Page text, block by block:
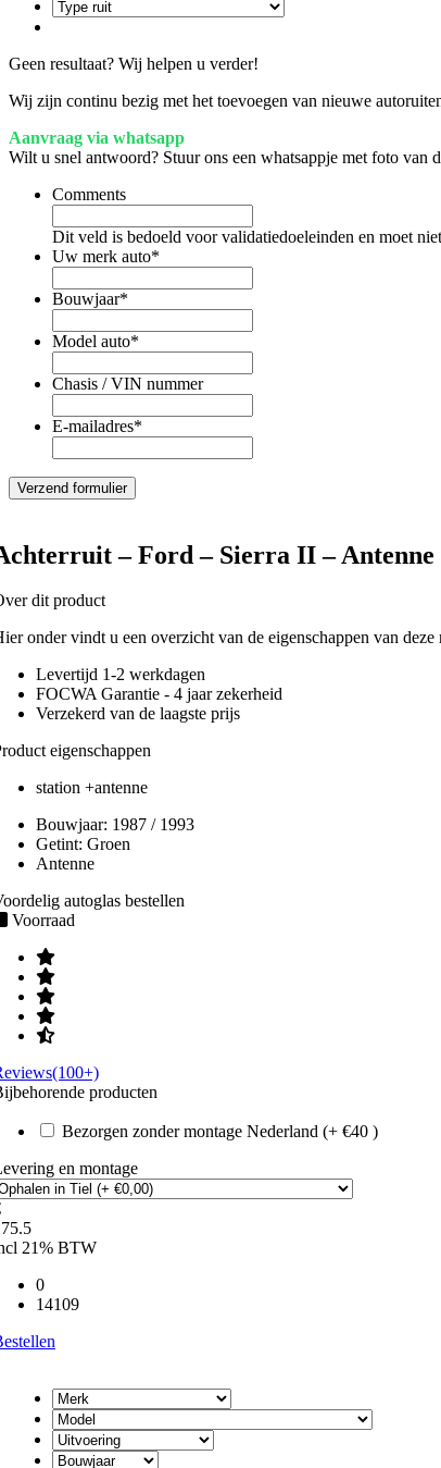
Geen resultaat? Wij helpen u verder!
Wij zijn continu bezig met het toevoegen van nieuwe
Aanvraag via whatsapp
Wilt u snel antwoord? Stuur ons een whatsappje met foto van
Comments
Dit veld is bedoeld voor validatiedoeleinden en moet
Uw merk auto*
Bouwjaar*
Model auto*
Chasis / VIN nummer
E-mailadres*
– Ford – Sierra II – Antenne
dit product
onder vindt u een overzicht van de eigenschappen van
Levertijd 1-2 werkdagen
FOCWA Garantie - 4 jaar zekerheid
Verzekerd van de laagste prijs
eigenschappen
station +antenne
Bouwjaar: 1987 / 1993
Getint: Groen
Antenne
autoglas bestellen
Voorraad
producten
Bezorgen zonder montage Nederland (+ €40 )
en montage
21% BTW
0
14109